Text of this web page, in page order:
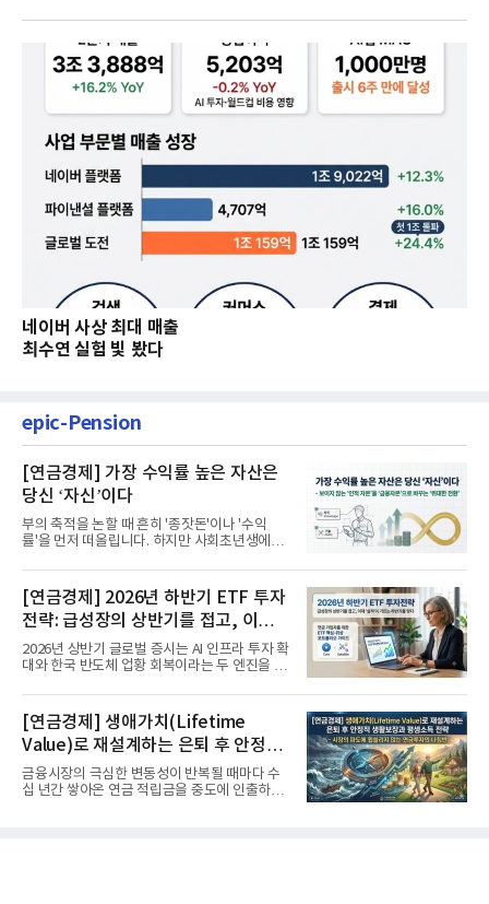
네이버 사상 최대 매출
최수연 실험 빛 봤다
epic-Pension
[연금경제] 가장 수익률 높은 자산은
당신 ‘자신’이다
부의 축적을 논할 때 흔히 '종잣돈'이나 '수익
률'을 먼저 떠올립니다. 하지만 사회초년생에게
[연금경제] 2026년 하반기 ETF 투자
전략: 급성장의 상반기를 접고, 이제
'실적'이 가르는 하반기를 맞다
2026년 상반기 글로벌 증시는 AI 인프라 투자 확
대와 한국 반도체 업황 회복이라는 두 엔진을 달
[연금경제] 생애가치(Lifetime
Value)로 재설계하는 은퇴 후 안정적
생활보장과 평생소득 전략
금융시장의 극심한 변동성이 반복될 때마다 수
십 년간 쌓아온 연금 적립금을 중도에 인출하거